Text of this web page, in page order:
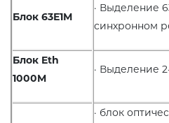
Блок 63Е1М
· Выделение
синхронном
Блок Eth
1000M
· Выделение
· блок